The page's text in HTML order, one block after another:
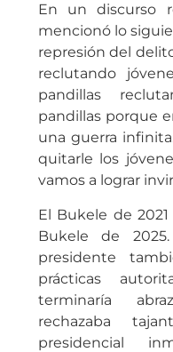
En un discurso
mencionó lo
represión del
reclutando
pandillas
pandillas porque
una guerra
quitarle los
vamos a lograr
El Bukele de
Bukele de
presidente
prácticas
terminaría
rechazaba
presidencial